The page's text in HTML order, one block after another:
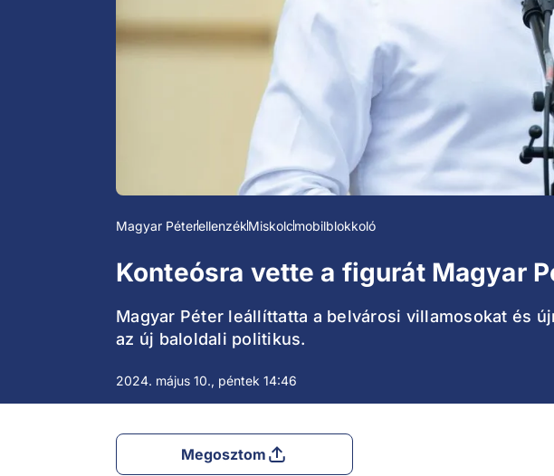
Magyar PéterellenzékMiskolcmobilblokkoló
Konteósra vette a figurát Magyar
Magyar Péter leállíttatta a belvárosi villamosokat és
az új baloldali politikus.
2024. május 10., péntek 14:46
Megosztom